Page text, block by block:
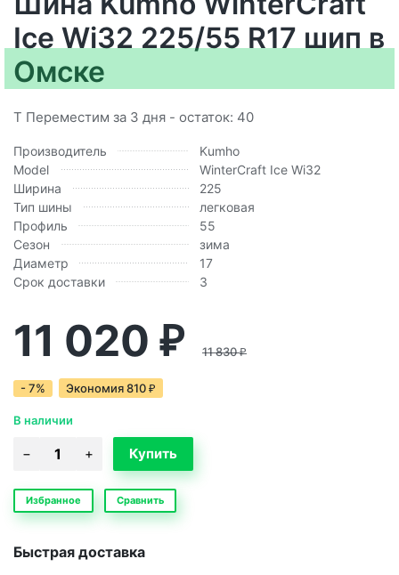
Ice Wi32 225/55 R17 шип в
Омске
T Переместим за 3 дня - остаток: 40
Производитель
Kumho
Model
WinterCraft Ice Wi32
Ширина
225
Тип шины
легковая
Профиль
55
Сезон
зима
Диаметр
17
Срок доставки
3
11 020 ₽ 11 830₽
- 7% Экономия810 ₽
В наличии
Избранное Сравнить
Быстрая доставка